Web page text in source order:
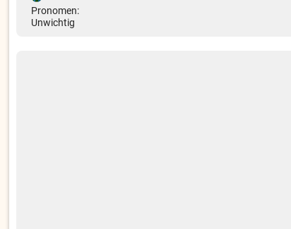
Pronomen:
Unwichtig